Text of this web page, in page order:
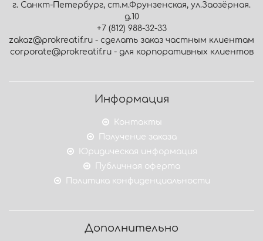
г. Санкт-Петербург, ст.м.Фрунзенская, ул.Заозёрная.
д.10
+7 (812) 988-32-33
zakaz@prokreatif.ru - сделать заказ частным клиентам
corporate@prokreatif.ru - для корпоративных клиентов
Информация
Контакты
Получение заказа
Юридическая информация
Публичная оферта
Политика конфиденциальности
Дополнительно